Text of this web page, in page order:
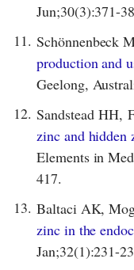
Jun;30(3):371-
11. Schönnenbeck
production and
Geelong,
12. Sandstead HH,
zinc and hidden
Elements in
417.
13. Baltaci AK,
zinc in the
Jan;32(1):231-